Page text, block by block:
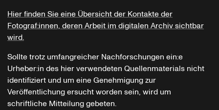
Hier finden Sie eine Übersicht der Kontakte der
Fotograf:innen, deren Arbeit im digitalen Archiv sichtbar
wird.
Sollte trotz umfangreicher Nachforschungen ein:e
Urheber:in des hier verwendeten Quellenmaterials nicht
identifiziert und um eine Genehmigung zur
Veröffentlichung ersucht worden sein, wird um
schriftliche Mitteilung gebeten.